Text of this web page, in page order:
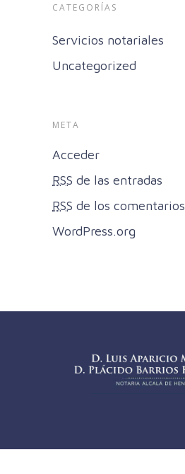
CATEGORÍAS
Servicios notariales
Uncategorized
META
Acceder
RSS de las entradas
RSS de los comentarios
WordPress.org